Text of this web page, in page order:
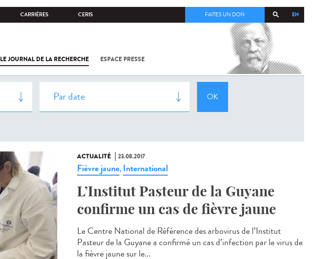
CARRIÈRES CERIS EN
FAITES UN DON
LE JOURNAL DE LA RECHERCHE ESPACE PRESSE
COV-2 /
L'INSTITUT
PASTEUR
ACTUALITÉ 23.08.2017
Fièvre jaune, International
L’Institut Pasteur de la Guyane
confirme un cas de fièvre jaune
Le Centre National de Référence des arbovirus de l’Institut
Pasteur de la Guyane a confirmé un cas d’infection par le virus de
la fièvre jaune sur le...